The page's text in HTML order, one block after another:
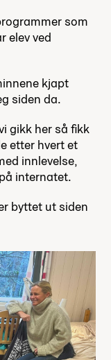
som
elev ved
kjapt
siden da.
gikk her så fikk
etter hvert et
innlevelse,
internatet.
byttet ut siden